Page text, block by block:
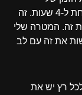
ממרתון ניו יורק. המטרה שלי הייתה לרוץ מתחת ל-4 שעות. זה
זה. המטרה שלי
את זה עם לב
רץ יש את